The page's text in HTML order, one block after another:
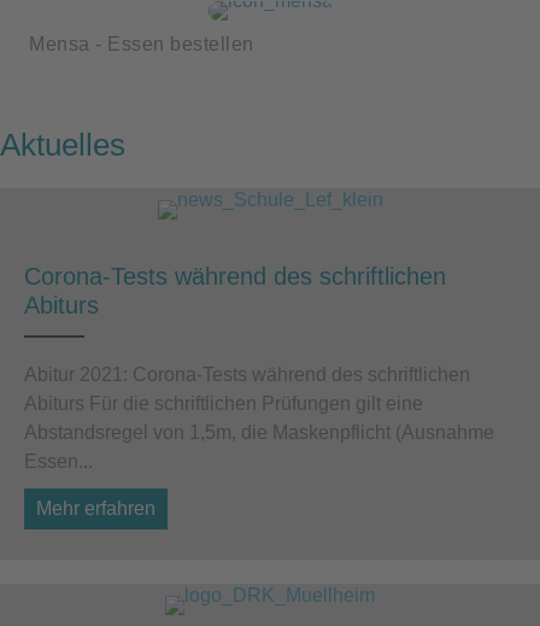
Mensa - Essen bestellen
Aktuelles
Corona-Tests während des schriftlichen
Abiturs
Abitur 2021: Corona-Tests während des schriftlichen
Abiturs Für die schriftlichen Prüfungen gilt eine
Abstandsregel von 1,5m, die Maskenpflicht (Ausnahme
Essen...
Mehr erfahren